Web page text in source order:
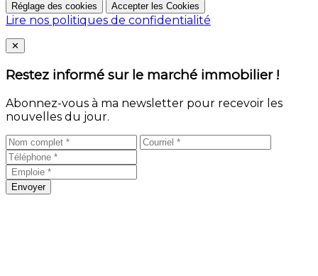
Réglage des cookies Accepter les Cookies
Lire nos politiques de confidentialité
Close
✕
Restez informé sur le marché immobilier !
Abonnez-vous à ma newsletter pour recevoir les
nouvelles du jour.
Envoyer